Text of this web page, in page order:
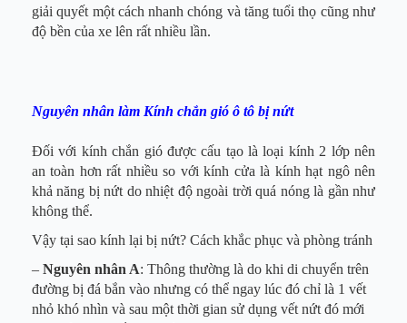
giải quyết một cách nhanh chóng và tăng tuổi thọ cũng như
độ bền của xe lên rất nhiều lần.
Nguyên nhân làm Kính chắn gió ô tô bị nứt
Đối với kính chắn gió được cấu tạo là loại kính 2 lớp nên
an toàn hơn rất nhiều so với kính cửa là kính hạt ngô nên
khả năng bị nứt do nhiệt độ ngoài trời quá nóng là gần như
không thể.
Vậy tại sao kính lại bị nứt? Cách khắc phục và phòng tránh
– Nguyên nhân A: Thông thường là do khi di chuyển trên
đường bị đá bắn vào nhưng có thể ngay lúc đó chỉ là 1 vết
nhỏ khó nhìn và sau một thời gian sử dụng vết nứt đó mới